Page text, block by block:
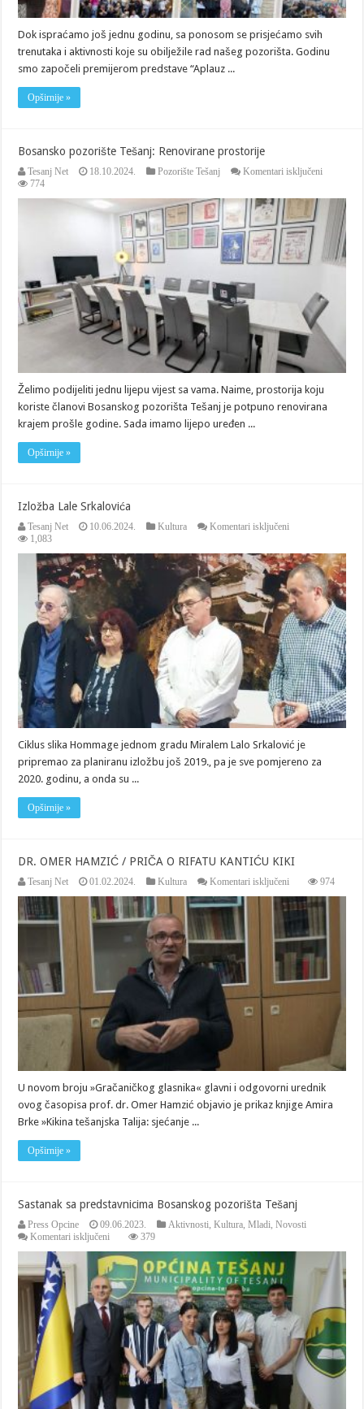
Dok ispraćamo još jednu godinu, sa ponosom se prisjećamo svih
trenutaka i aktivnosti koje su obilježile rad našeg pozorišta. Godinu
smo započeli premijerom predstave “Aplauz ...
Opširnije »
Bosansko pozorište Tešanj: Renovirane prostorije
Tesanj Net 18.10.2024. Pozorište Tešanj Komentari isključeni
Tešanj:
prostorije
774
Želimo podijeliti jednu lijepu vijest sa vama. Naime, prostorija koju
koriste članovi Bosanskog pozorišta Tešanj je potpuno renovirana
krajem prošle godine. Sada imamo lijepo uređen ...
Opširnije »
Izložba Lale Srkalovića
Tesanj Net 10.06.2024. Kultura Komentari isključeni
Srkalovića
1,083
Ciklus slika Hommage jednom gradu Miralem Lalo Srkalović je
pripremao za planiranu izložbu još 2019., pa je sve pomjereno za
2020. godinu, a onda su ...
Opširnije »
DR. OMER HAMZIĆ / PRIČA O RIFATU KANTIĆU KIKI
Tesanj Net 01.02.2024. Kultura Komentari isključeni
OMER
HAMZIĆ
PRIČA
O
KANTIĆU
974
U novom broju »Gračaničkog glasnika« glavni i odgovorni urednik
ovog časopisa prof. dr. Omer Hamzić objavio je prikaz knjige Amira
Brke »Kikina tešanjska Talija: sjećanje ...
Opširnije »
Sastanak sa predstavnicima Bosanskog pozorišta Tešanj
Press Opcine 09.06.2023. Aktivnosti ,Kultura ,Mladi ,Novosti
Komentari isključeni
sa
predstavnicima
Bosanskog
pozorišta
Tešanj
379